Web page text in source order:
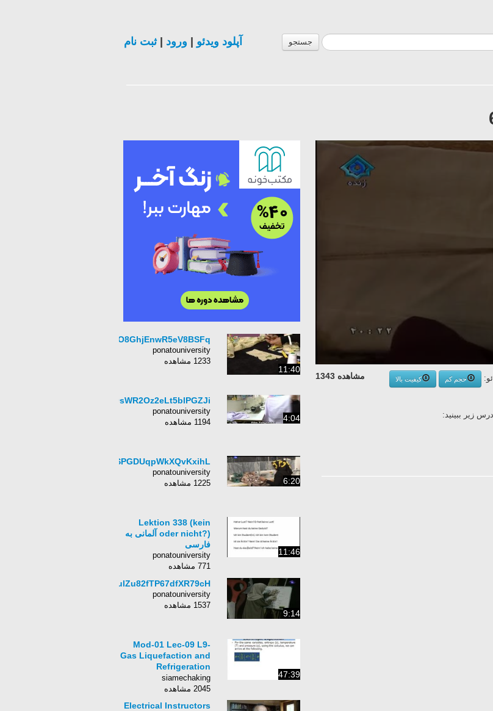
جستجو آپلود ویدئو ورود |ثبت نام
مشاهده 1343 حجم کم
کیفیت بالا
زیر ببینید:
11:40
tZBO8GhjEnwR5eV8BSFq
ponatouniversity
1233 مشاهده
4:04
c9sWR2Oz2eLt5blPGZJi
ponatouniversity
1194 مشاهده
6:20
BeFSPGDUqpWkXQvKxihL
ponatouniversity
1225 مشاهده
11:46
Lektion 338 (kein
oder nicht?) آلمانی‌ به
فارسی
ponatouniversity
771 مشاهده
9:14
lulZu82fTP67dfXR79cH
ponatouniversity
1537 مشاهده
47:39
Mod-01 Lec-09 L9-
Gas Liquefaction and
Refrigeration
Systems II
siamechaking
2045 مشاهده
Electrical Instructors